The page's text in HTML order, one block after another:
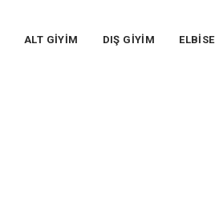
ALT GİYİM DIŞ GİYİM ELBİSE